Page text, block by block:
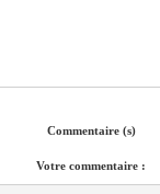
Commentaire (s)
Votre commentaire :